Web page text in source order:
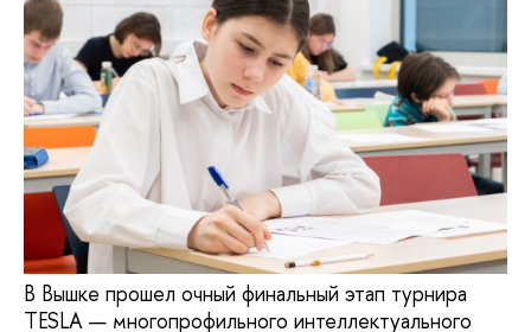
В Вышке прошел очный финальный этап турнира
TESLA — многопрофильного интеллектуального